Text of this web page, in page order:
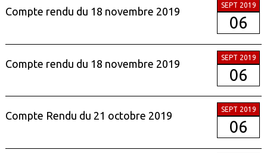
Compte rendu du 18 novembre 2019
SEPT 2019
06
Compte rendu du 18 novembre 2019
SEPT 2019
06
Compte Rendu du 21 octobre 2019
SEPT 2019
06